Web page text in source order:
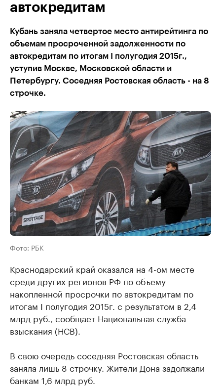
автокредитам
Кубань заняла четвертое место антирейтинга по
объемам просроченной задолженности по
автокредитам по итогам I полугодия 2015г.,
уступив Москве, Московской области и
Петербургу. Соседняя Ростовская область - на 8
строчке.
Фото: РБК
Краснодарский край оказался на 4-ом месте
среди других регионов РФ по объему
накопленной просрочки по автокредитам по
итогам I полугодия 2015г. с результатом в 2,4
млрд руб., сообщает Национальная служба
взыскания (НСВ).
В свою очередь соседняя Ростовская область
заняла лишь 8 строчку. Жители Дона задолжали
банкам 1,6 млрд руб.